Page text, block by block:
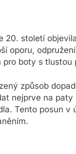
20. století
oporu,
boty s tlustou
způsob
nejprve na
Tento posun v